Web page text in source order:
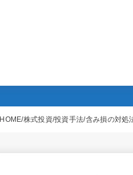
HOME 株式投資 投資手法 含み損の対処